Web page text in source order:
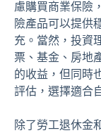
慮購買商業保險
險產品可以提供
充。當然，投資
票、基金、房地
的收益，但同時
評估，選擇適合
除了勞工退休金